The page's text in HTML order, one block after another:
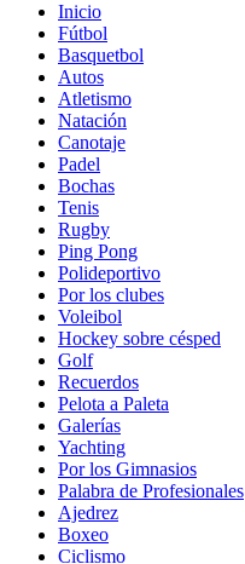
Inicio
Fútbol
Basquetbol
Autos
Atletismo
Natación
Canotaje
Padel
Bochas
Tenis
Rugby
Ping Pong
Polideportivo
Por los clubes
Voleibol
Hockey sobre césped
Golf
Recuerdos
Pelota a Paleta
Galerías
Yachting
Por los Gimnasios
Palabra de Profesionales
Ajedrez
Boxeo
Ciclismo